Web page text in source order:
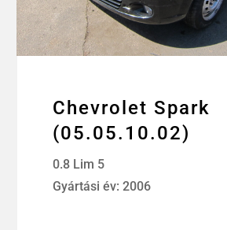
Chevrolet Spark
(05.05.10.02)
0.8 Lim 5
Gyártási év: 2006